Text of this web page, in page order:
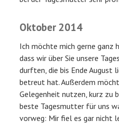
Oktober 2014
Ich möchte mich gerne ganz
dass wir über Sie unsere
durften, die bis Ende August
betreut hat. Außerdem
Gelegenheit nutzen, kurz zu
beste Tagesmutter für uns
vorweg: Mir fiel es gar nicht